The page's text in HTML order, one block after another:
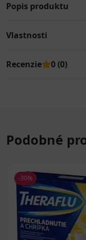
Popis produktu
Vlastnosti
Recenzie 0 (0)
Podobné
-30%